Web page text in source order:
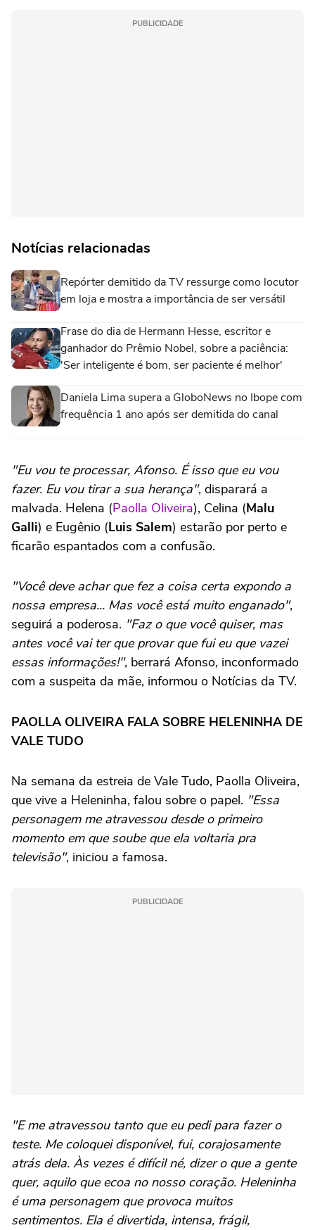
PUBLICIDADE
Notícias relacionadas
Repórter demitido da TV ressurge como locutor
em loja e mostra a importância de ser versátil
Frase do dia de Hermann Hesse, escritor e
ganhador do Prêmio Nobel, sobre a paciência:
'Ser inteligente é bom, ser paciente é melhor'
Daniela Lima supera a GloboNews no Ibope com
frequência 1 ano após ser demitida do canal
"Eu vou te processar, Afonso. É isso que eu vou
fazer. Eu vou tirar a sua herança", disparará a
malvada. Helena (Paolla Oliveira), Celina (Malu
Galli) e Eugênio (Luis Salem) estarão por perto e
ficarão espantados com a confusão.
"Você deve achar que fez a coisa certa expondo a
nossa empresa... Mas você está muito enganado",
seguirá a poderosa. "Faz o que você quiser, mas
antes você vai ter que provar que fui eu que vazei
essas informações!", berrará Afonso, inconformado
com a suspeita da mãe, informou o Notícias da TV.
PAOLLA OLIVEIRA FALA SOBRE HELENINHA DE
VALE TUDO
Na semana da estreia de Vale Tudo, Paolla Oliveira,
que vive a Heleninha, falou sobre o papel. "Essa
personagem me atravessou desde o primeiro
momento em que soube que ela voltaria pra
televisão", iniciou a famosa.
PUBLICIDADE
"E me atravessou tanto que eu pedi para fazer o
teste. Me coloquei disponível, fui, corajosamente
atrás dela. Às vezes é difícil né, dizer o que a gente
quer, aquilo que ecoa no nosso coração. Heleninha
é uma personagem que provoca muitos
sentimentos. Ela é divertida, intensa, frágil,